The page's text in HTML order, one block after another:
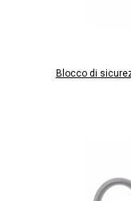
Blocco di